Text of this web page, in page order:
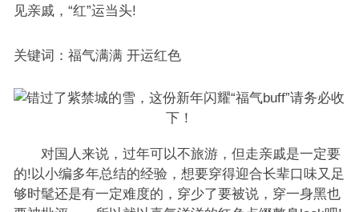
见亲戚，“红”运当头!
关键词：福气满满 开运红色
对国人来说，过年可以不旅游，但走亲戚是一定要
的!以小编多年总结的经验，想要穿得迎合长辈口味又足
够时髦还是有一定难度的，穿少了要被说，穿一身黑也